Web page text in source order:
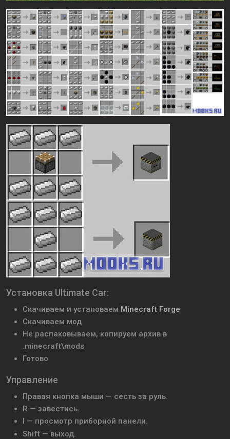
Установка Ultimate Car:
Скачиваем и установаем Minecraft Forge
Скачиваем мод
Не распаковываем, копируем архив в
.minecraft\mods
Готово
Управление
Правая кнопка мыши — сесть за руль.
R — завестись.
I — просмотр приборной панели.
Shift — выход.